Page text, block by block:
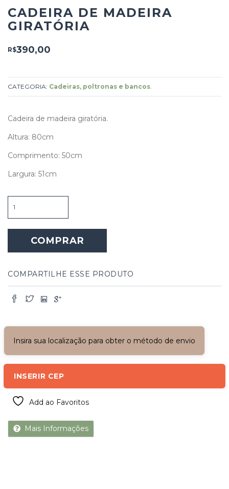
CADEIRA DE MADEIRA
GIRATÓRIA
R$390,00
CATEGORIA: Cadeiras, poltronas e bancos
Cadeira de madeira giratória.
Altura: 80cm
Comprimento: 50cm
Largura: 51cm
de
madeira
giratória
quantidadeCOMPRAR
COMPARTILHE ESSE PRODUTO
Insira sua localização para obter o método de envio
INSERIR CEP
Add ao Favoritos
Mais Informações